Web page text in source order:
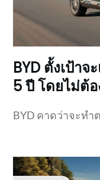
BYD ตั้งเป้า
5 ปี โดยไม่ต้
BYD คาดว่าจะทำ